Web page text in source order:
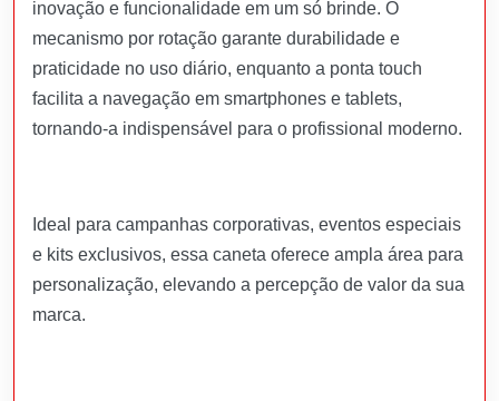
inovação e funcionalidade em um só brinde. O
mecanismo por rotação garante durabilidade e
praticidade no uso diário, enquanto a ponta touch
facilita a navegação em smartphones e tablets,
tornando-a indispensável para o profissional moderno.
Ideal para campanhas corporativas, eventos especiais
e kits exclusivos, essa caneta oferece ampla área para
personalização, elevando a percepção de valor da sua
marca.